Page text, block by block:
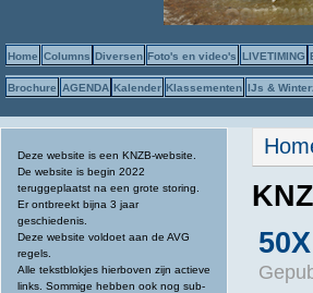
Home Columns Diversen Foto's en video's LIVETIMING
Brochure AGENDA Kalender Klassementen IJs &
Deze website is een KNZB-website.
De website is begin 2022
teruggeplaatst na een grote storing.
Er ontbreekt bijna 3 jaar
geschiedenis.
Deze website voldoet aan de AVG
regels.
Alle tekstblokjes hierboven zijn actieve
links. Sommige hebben ook nog sub-
U bent